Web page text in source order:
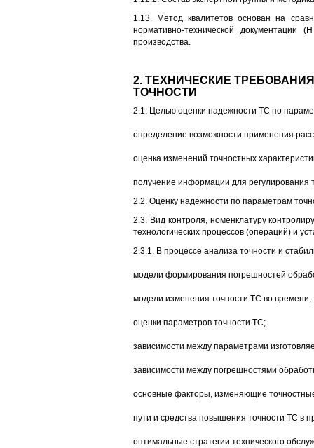
1.13. Метод квалитетов основан на
нормативно-технической документации
производства.
2. ТЕХНИЧЕСКИЕ
ТОЧНОСТИ
2.1. Целью оценки надежности ТС по
определение возможности применения
оценка изменений точностных
получение информации для регулирования
2.2. Оценку надежности по параметрам
2.3. Вид контроля, номенклатуру
технологических процессов (операций) и
2.3.1. В процессе анализа точности и
модели формирования погрешностей
модели изменения точности ТС во времени;
оценки параметров точности ТС;
зависимости между параметрами
зависимости между погрешностями
основные факторы, изменяющие
пути и средства повышения точности ТС в
оптимальные стратегии технического